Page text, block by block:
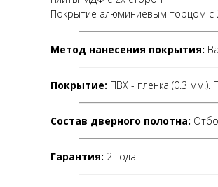
Покрытие алюминиевым торцом с
Метод нанесения покрытия:
Покрытие: ПВХ - пленка (0.3
Состав дверного полотна:
Гарантия: 2 года.